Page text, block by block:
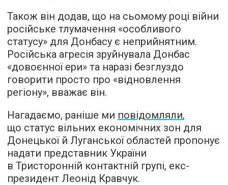
Також він додав, що на сьомому році війни
російське тлумачення «особливого
статусу» для Донбасу є неприйнятним.
Російська агресія зруйнувала Донбас
«довоєнної ери» та наразі безглуздо
говорити просто про «відновлення
регіону», вважає він.
Нагадаємо, раніше ми повідомляли,
що статус вільних економічних зон для
Донецької й Луганської областей пропонує
надати представник України
в Тристоронній контактній групі, екс-
президент Леонід Кравчук.